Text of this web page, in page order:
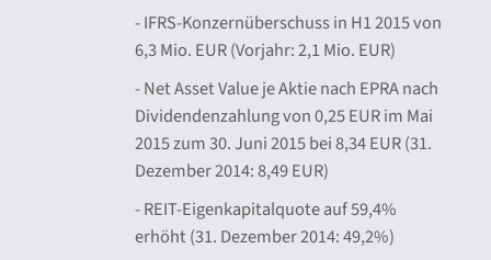
- IFRS-Konzernüberschuss in H1 2015 von
6,3 Mio. EUR (Vorjahr: 2,1 Mio. EUR)
- Net Asset Value je Aktie nach EPRA nach
Dividendenzahlung von 0,25 EUR im Mai
2015 zum 30. Juni 2015 bei 8,34 EUR (31.
Dezember 2014: 8,49 EUR)
- REIT-Eigenkapitalquote auf 59,4%
erhöht (31. Dezember 2014: 49,2%)